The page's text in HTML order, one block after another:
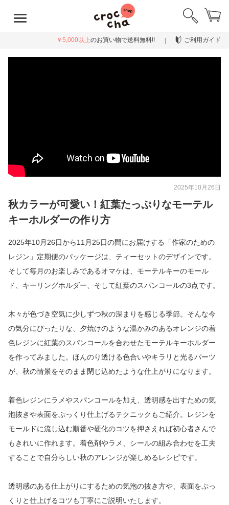
￥5,000以上のお買い物で送料無料!! ご利用ガイド
2025年10月26日
秋カラーが可愛い！紅葉たっぷりなモーテル
キーホルダーの作り方
2025年10月26日から11月25日の間にお届けする「作家のための
レジン」定期便のパッケージは、ティーセットのデザインです。
そして毎月のお楽しみであるオマケは、モーテルキーのモール
ド、キーリングホルダー、そして紅葉のスパンコールの3点です。
木々が色づき空気に少しずつ秋の深まりを感じる季節。そんな今
の気分にぴったりな、夕焼けのような温かみのあるオレンジの着
色レジンに紅葉のスパンコールを合わせたモーテルキーホルダー
を作ってみました。ほんのり透ける色合いやキラリと光るパーツ
が、秋の情景をそのまま閉じ込めたような仕上がりになります。
着色レジンにラメやスパンコールを加え、透明感を出すための気
泡抜きや表面をぷっくり仕上げるテクニックもご紹介。レジンを
モールドに流し込む順番や硬化のコツを押さえれば初心者さんで
もきれいに作れます。着色剤やラメ、シールの組み合わせを工夫
することで自分らしい秋のアレンジが楽しめるレシピです。
透明感のある仕上がりにするための気泡の抜き方や、表面をぷっ
くりと仕上げるコツも丁寧にご説明いたします。